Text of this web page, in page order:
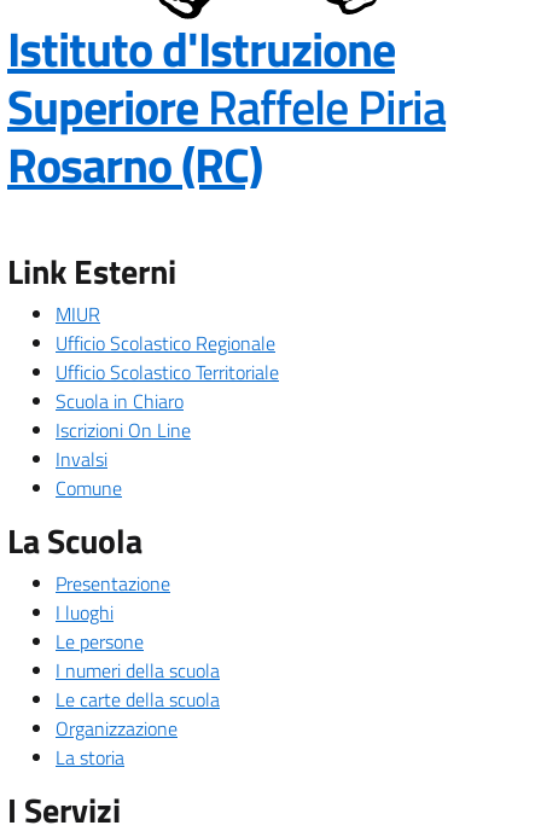
Istituto d'Istruzione
SuperioreRaffele Piria
Rosarno (RC)— Visita la
Link Esterni
MIUR
Ufficio Scolastico Regionale
Ufficio Scolastico Territoriale
Scuola in Chiaro
Iscrizioni On Line
Invalsi
Comune
La Scuola
Presentazione
I luoghi
Le persone
I numeri della scuola
Le carte della scuola
Organizzazione
La storia
I Servizi